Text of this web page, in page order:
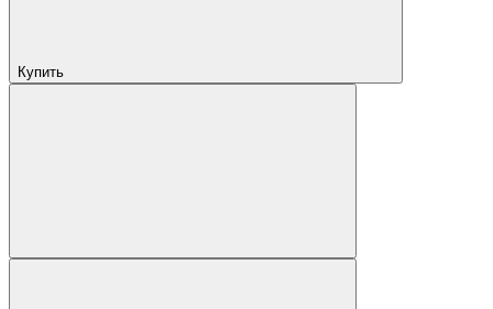
Купить